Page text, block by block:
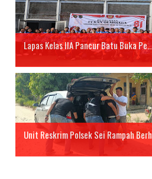
Lapas Kelas IIA Pancur Batu Buka Pe...
Unit Reskrim Polsek Sei Rampah